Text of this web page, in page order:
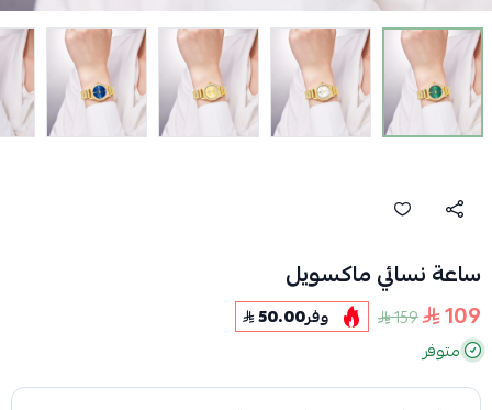
ساعة نسائي ماكسويل
109
159 وفر50.00
متوفر